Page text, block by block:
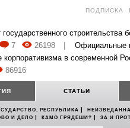
ПОДПИСКА
государственного
7 26198 Официальные
корпоративизма в современной
86916
СТАТЬИ
РЕСПУБЛИКА |
И ДЕЛО | КАМО ГРЯДЕШИ? | ЗА И